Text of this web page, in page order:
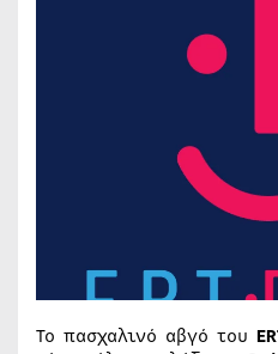
Το πασχαλινό αβγό του